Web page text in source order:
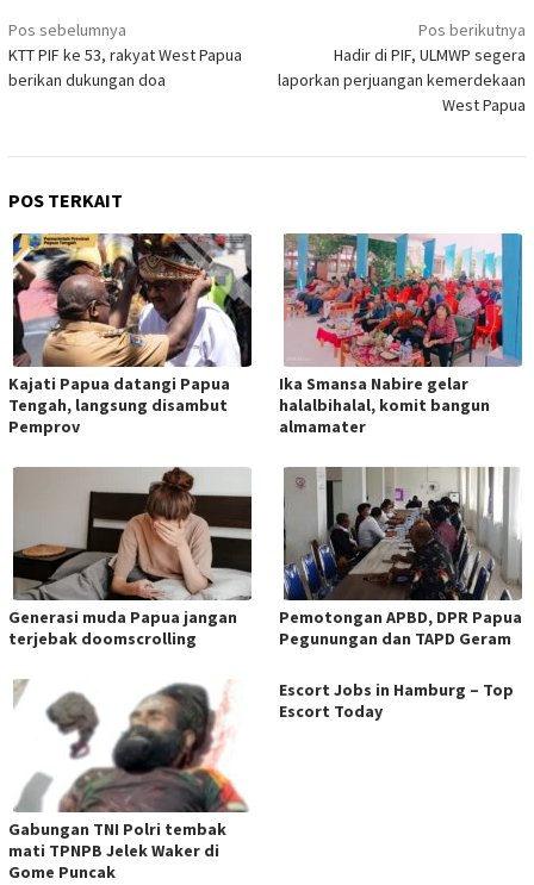
Navigasi
pos
Pos sebelumnya
KTT PIF ke 53, rakyat West Papua
berikan dukungan doa
Pos berikutnya
Hadir di PIF, ULMWP segera
laporkan perjuangan kemerdekaan
West Papua
POS TERKAIT
Kajati Papua datangi Papua
Tengah, langsung disambut
Pemprov
Ika Smansa Nabire gelar
halalbihalal, komit bangun
almamater
Generasi muda Papua jangan
terjebak doomscrolling
Pemotongan APBD, DPR Papua
Pegunungan dan TAPD Geram
Gabungan TNI Polri tembak
mati TPNPB Jelek Waker di
Gome Puncak
Escort Jobs in Hamburg – Top
Escort Today